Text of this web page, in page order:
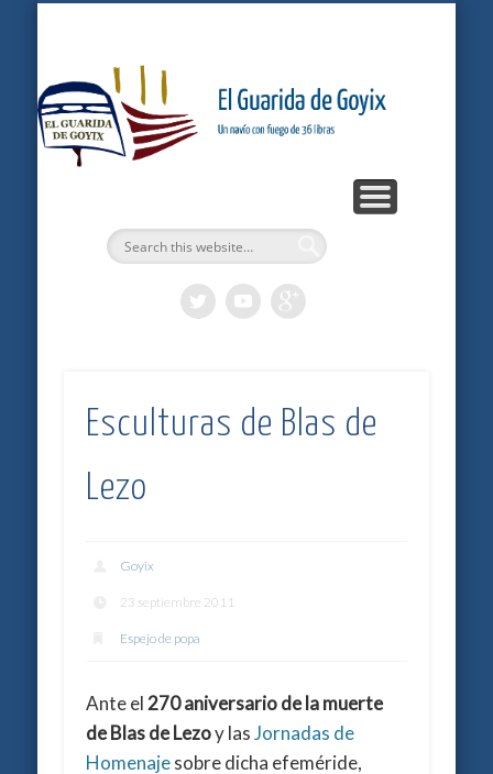
Esculturas de Blas de
Lezo
Goyix
23 septiembre 2011
Espejo de popa
Ante el270 aniversariode la muerte
de Blas de Lezoy lasJornadas de
Homenajesobre dicha efeméride,